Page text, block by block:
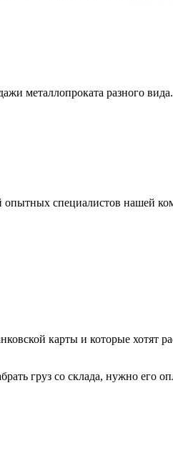
металлопроката разного
опытных специалистов нашей
карты и которые хотят
груз со склада, нужно его